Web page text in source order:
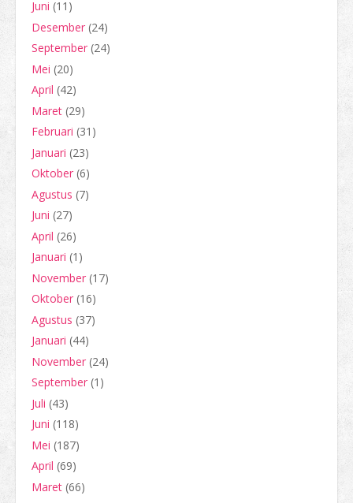
Juni (11)
Desember (24)
September (24)
Mei (20)
April (42)
Maret (29)
Februari (31)
Januari (23)
Oktober (6)
Agustus (7)
Juni (27)
April (26)
Januari (1)
November (17)
Oktober (16)
Agustus (37)
Januari (44)
November (24)
September (1)
Juli (43)
Juni (118)
Mei (187)
April (69)
Maret (66)